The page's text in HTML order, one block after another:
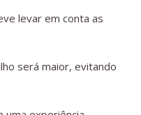
levar em conta as
será maior, evitando